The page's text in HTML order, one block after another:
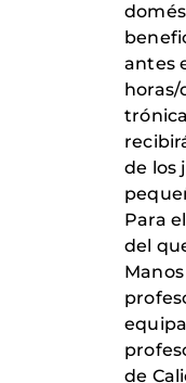
antes
horas/
de los
Para
del
de